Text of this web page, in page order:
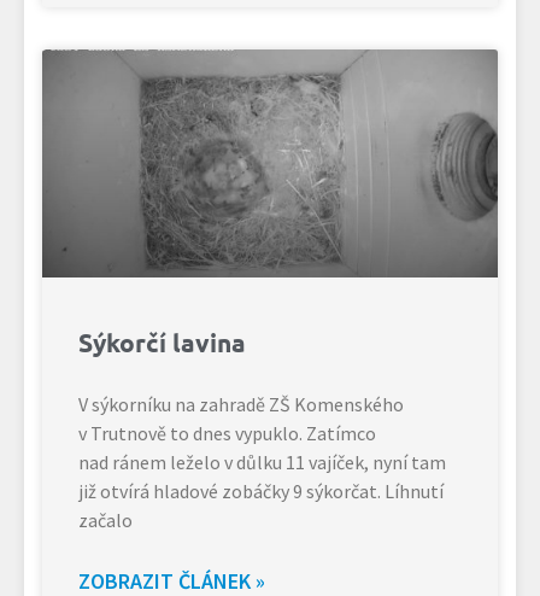
Sýkorčí lavina
V sýkorníku na zahradě ZŠ Komenského
v Trutnově to dnes vypuklo. Zatímco
nad ránem leželo v důlku 11 vajíček, nyní tam
již otvírá hladové zobáčky 9 sýkorčat. Líhnutí
začalo
ZOBRAZIT ČLÁNEK »